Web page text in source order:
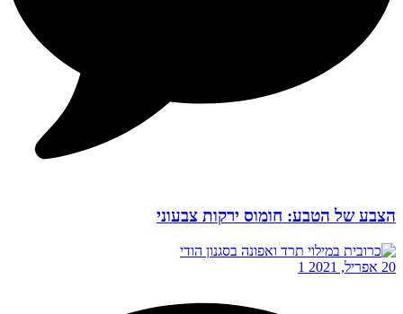
הצבע של הטבע: חומוס ירקות צבעוני
20 אפריל, 2021 1